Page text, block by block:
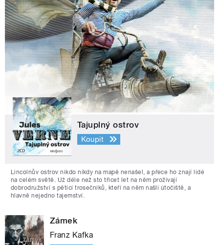
Tajuplný ostrov
Koupit
Lincolnův ostrov nikdo nikdy na mapě nenašel, a přece ho znají lidé
na celém světě. Už déle než sto třicet let na něm prožívají
dobrodružství s pěticí trosečníků, kteří na něm našli útočiště, a
hlavně nejedno tajemství.
Zámek
Franz Kafka